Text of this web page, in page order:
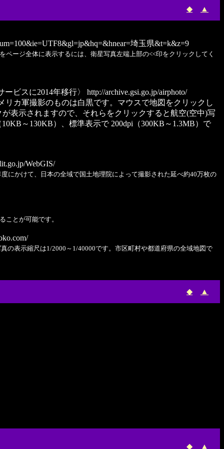
◆ ▲
埼玉県&t=k&z=9
ージ全体に表示するには、衛星写真左端上部の<<印をクリックしてく
ビスに2014年移行〉
http://archive.gsi.go.jp/airphoto/
カ軍撮影のものは白黒です。マウスで地図をクリックし
表示されますので、それらをクリックすると航空(空中)写
～130KB）、標準表示で 200dpi（300KB～1.3MB）で
WebGIS/
にかけて、日本の全域で国土地理院によって撮影された延べ約40万枚の
ことが可能です。
の表示縮尺は1/2000～1/40000です。市区町村や都道府県の全域地図で
◆ ▲
◆ ▲